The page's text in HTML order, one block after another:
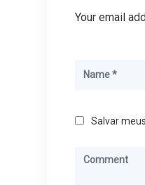
Your email
Salvar